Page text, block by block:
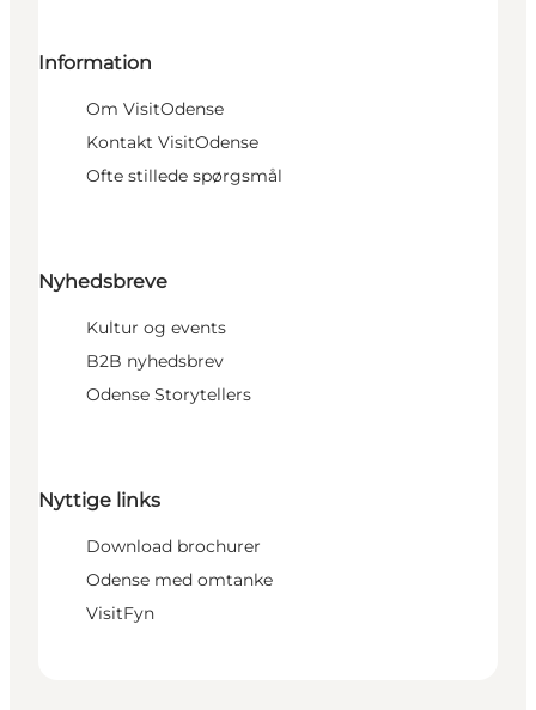
Information
Om VisitOdense
Kontakt VisitOdense
Ofte stillede spørgsmål
Nyhedsbreve
Kultur og events
B2B nyhedsbrev
Odense Storytellers
Nyttige links
Download brochurer
Odense med omtanke
VisitFyn